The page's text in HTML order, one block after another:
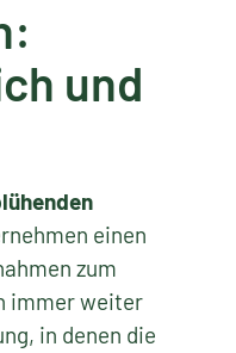
und
einen
zum
immer weiter
in denen die